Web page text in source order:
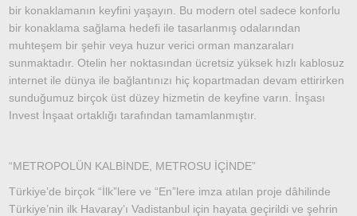
bir konaklamanın keyfini yaşayın. Bu modern otel sadece konforlu
bir konaklama sağlama hedefi ile tasarlanmış odalarından
muhteşem bir şehir veya huzur verici orman manzaraları
sunmaktadır. Otelin her noktasından ücretsiz yüksek hızlı kablosuz
internet ile dünya ile bağlantınızı hiç kopartmadan devam ettirirken
sunduğumuz birçok üst düzey hizmetin de keyfine varın. İnşası
Invest İnşaat ortaklığı tarafından tamamlanmıştır.
“METROPOLÜN KALBİNDE, METROSU İÇİNDE”
Türkiye’de birçok “İlk”lere ve “En”lere imza atılan proje dâhilinde
Türkiye’nin ilk Havaray’ı Vadistanbul için hayata geçirildi ve şehrin